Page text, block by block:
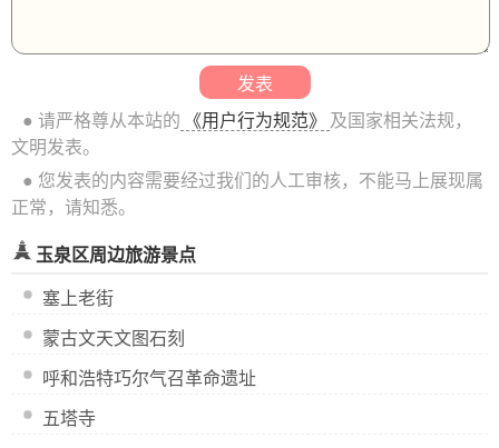
● 请严格尊从本站的 《用户行为规范》
及国家相关法规，
文明发表。
● 您发表的内容需要经过我们的人工审核，不能马上展现属
正常，请知悉。
玉泉区周边旅游景点
塞上老街
蒙古文天文图石刻
呼和浩特巧尔气召革命遗址
五塔寺